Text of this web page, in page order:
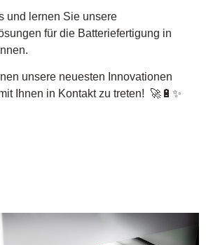
und lernen Sie unsere
für die Batteriefertigung in
unsere neuesten Innovationen
Ihnen in Kontakt zu treten! 🚀🔋✨